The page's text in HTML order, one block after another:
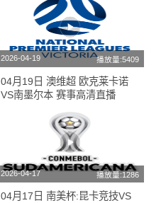
2026-04-19 播放量:5409
04月19日 澳维超 欧克莱卡诺
VS南墨尔本 赛事高清直播
2026-04-17 播放量:1286
04月17日 南美杯:昆卡竞技VS